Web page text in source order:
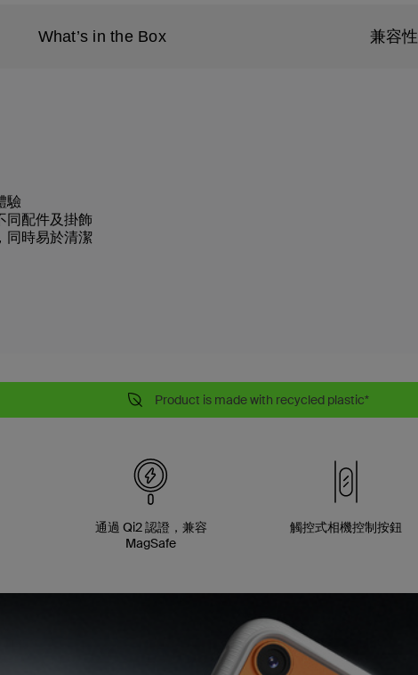
What’s in the Box 兼容性
驗
同配件及掛飾
同時易於清潔
Product is made with recycled plastic*
通過 Qi2 認證，兼容
MagSafe
觸控式相機控制按鈕